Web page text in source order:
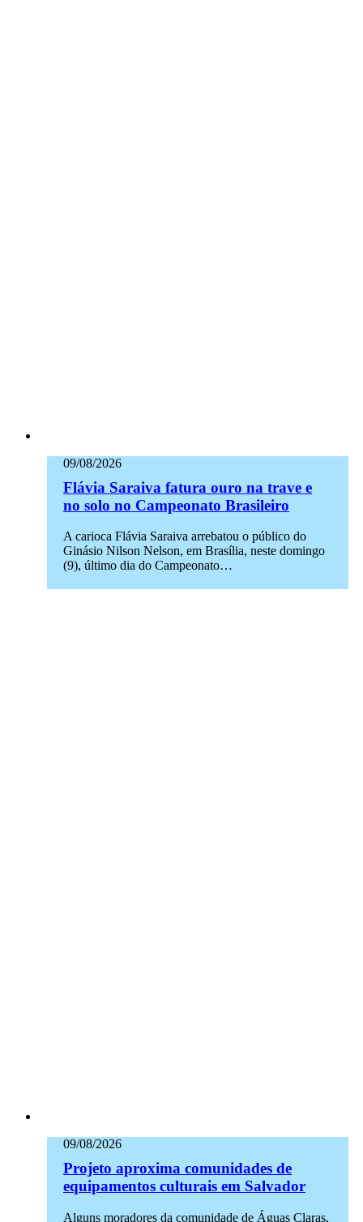
09/08/2026
Flávia Saraiva fatura ouro na trave e
no solo no Campeonato Brasileiro
A carioca Flávia Saraiva arrebatou o público do
Ginásio Nilson Nelson, em Brasília, neste domingo
(9), último dia do Campeonato…
09/08/2026
Projeto aproxima comunidades de
equipamentos culturais em Salvador
Alguns moradores da comunidade de Águas Claras,